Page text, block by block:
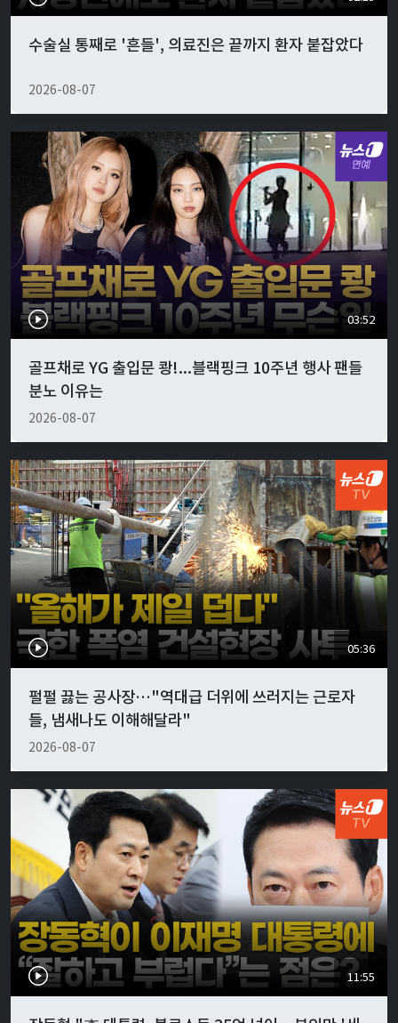
수술실 통째로 '흔들', 의료진은 끝까지 환자 붙잡았다
2026-08-07
03:52
골프채로 YG 출입문 쾅!...블랙핑크 10주년 행사 팬들
분노 이유는
2026-08-07
05:36
펄펄 끓는 공사장…"역대급 더위에 쓰러지는 근로자
들, 냄새나도 이해해달라"
2026-08-07
11:55